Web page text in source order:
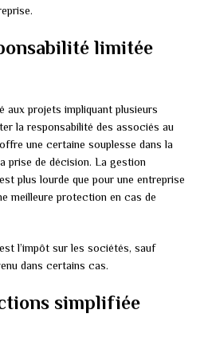
limitée
aux projets impliquant plusieurs
la responsabilité des associés au
une certaine souplesse dans la
prise de décision. La gestion
plus lourde que pour une entreprise
meilleure protection en cas de
l’impôt sur les sociétés, sauf
dans certains cas.
simplifiée